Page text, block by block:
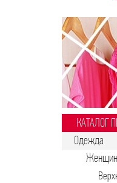
КАТАЛОГ
Одежда